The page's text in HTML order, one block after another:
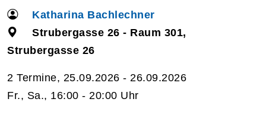
Katharina Bachlechner
Strubergasse 26 - Raum 301,
Strubergasse 26
2 Termine, 25.09.2026 - 26.09.2026
Fr., Sa., 16:00 - 20:00 Uhr